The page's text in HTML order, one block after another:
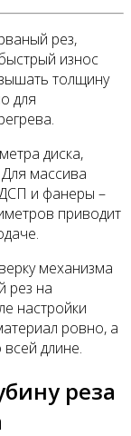
рез,
износ
толщину
для
диска,
массива
и фанеры –
приводит
механизма
рез на
настройки
ровно, а
длине.
реза